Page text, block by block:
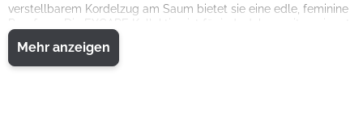
verstellbarem Kordelzug am Saum bietet sie eine edle, feminine
Passform. Die EXCAPE Kollektion ist für jede Jahreszeit geeignet
und kann je nach Jagdform und -stil in Schichten übereinander
getragen werden.
Weich und geräuscharm
Mit wasserdichten und nicht wasserdichten Gewebeteilen
für hohe Atmungsaktivität und Komfort
Mehr anzeigen